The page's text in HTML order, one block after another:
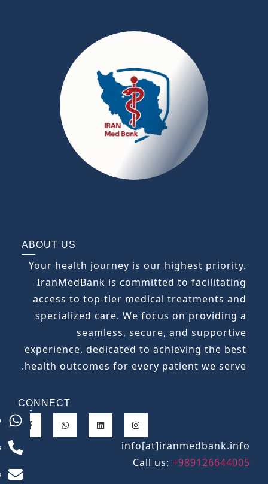
ABOUT US
Your health journey is our highest priority.
IranMedBank is committed to facilitating
access to top-tier medical treatments and
specialized care. We focus on providing a
seamless, secure, and supportive
experience, dedicated to achieving the best
health outcomes for every patient we serve.
CONNECT
info[at]iranmedbank.info
Call us: +989126644005